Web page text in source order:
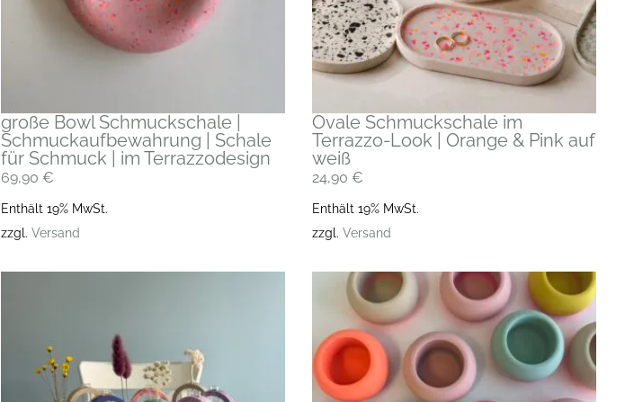
große Bowl Schmuckschale |
Schmuckaufbewahrung | Schale
für Schmuck | im Terrazzodesign
69,90 €
Enthält 19% MwSt.
zzgl. Versand
Ovale Schmuckschale im
Terrazzo-Look | Orange & Pink auf
weiß
24,90 €
Enthält 19% MwSt.
zzgl. Versand